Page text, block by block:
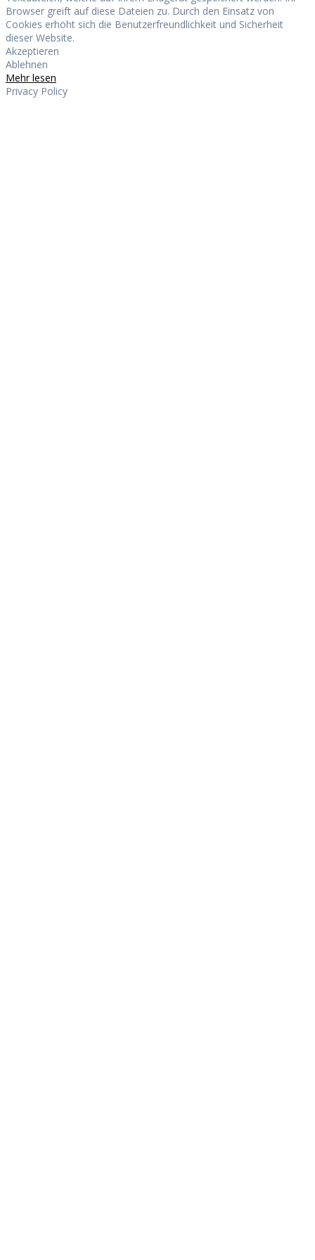
Browser greift auf diese Dateien zu. Durch den Einsatz von
Cookies erhöht sich die Benutzerfreundlichkeit und Sicherheit
dieser Website.
Akzeptieren
Ablehnen
Mehr lesen
Privacy Policy